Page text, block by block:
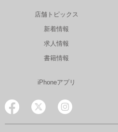
店舗トピックス
新着情報
求人情報
書籍情報
iPhoneアプリ